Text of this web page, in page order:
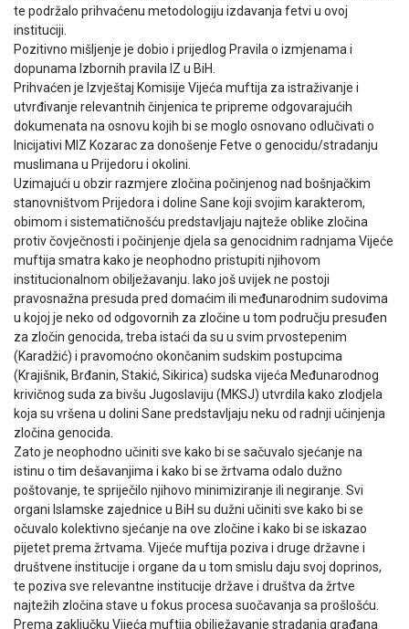
te podržalo prihvaćenu metodologiju izdavanja fetvi u ovoj
instituciji.
Pozitivno mišljenje je dobio i prijedlog Pravila o izmjenama i
dopunama Izbornih pravila IZ u BiH.
Prihvaćen je Izvještaj Komisije Vijeća muftija za istraživanje i
utvrđivanje relevantnih činjenica te pripreme odgovarajućih
dokumenata na osnovu kojih bi se moglo osnovano odlučivati o
Inicijativi MIZ Kozarac za donošenje Fetve o genocidu/stradanju
muslimana u Prijedoru i okolini.
Uzimajući u obzir razmjere zločina počinjenog nad bošnjačkim
stanovništvom Prijedora i doline Sane koji svojim karakterom,
obimom i sistematičnošću predstavljaju najteže oblike zločina
protiv čovječnosti i počinjenje djela sa genocidnim radnjama Vijeće
muftija smatra kako je neophodno pristupiti njihovom
institucionalnom obilježavanju. Iako još uvijek ne postoji
pravosnažna presuda pred domaćim ili međunarodnim sudovima
u kojoj je neko od odgovornih za zločine u tom području presuđen
za zločin genocida, treba istaći da su u svim prvostepenim
(Karadžić) i pravomoćno okončanim sudskim postupcima
(Krajišnik, Brđanin, Stakić, Sikirica) sudska vijeća Međunarodnog
krivičnog suda za bivšu Jugoslaviju (MKSJ) utvrdila kako zlodjela
koja su vršena u dolini Sane predstavljaju neku od radnji učinjenja
zločina genocida.
Zato je neophodno učiniti sve kako bi se sačuvalo sjećanje na
istinu o tim dešavanjima i kako bi se žrtvama odalo dužno
poštovanje, te spriječilo njihovo minimiziranje ili negiranje. Svi
organi Islamske zajednice u BiH su dužni učiniti sve kako bi se
očuvalo kolektivno sjećanje na ove zločine i kako bi se iskazao
pijetet prema žrtvama. Vijeće muftija poziva i druge državne i
društvene institucije i organe da u tom smislu daju svoj doprinos,
te poziva sve relevantne institucije države i društva da žrtve
najtežih zločina stave u fokus procesa suočavanja sa prošlošću.
Prema zaključku Vijeća muftija obilježavanje stradanja građana